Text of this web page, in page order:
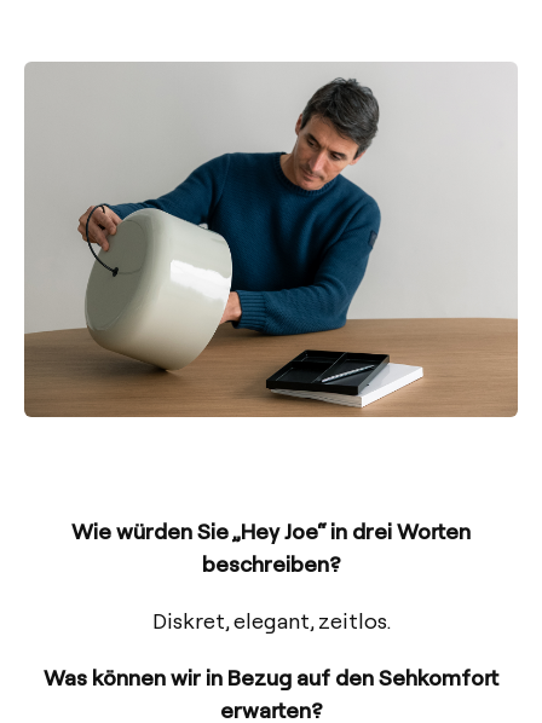
Wie würden Sie „Hey Joe“ in drei Worten
beschreiben?
Diskret, elegant, zeitlos.
Was können wir in Bezug auf den Sehkomfort
erwarten?